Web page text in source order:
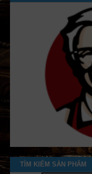
TÌM KIẾM SẢN PHẨM